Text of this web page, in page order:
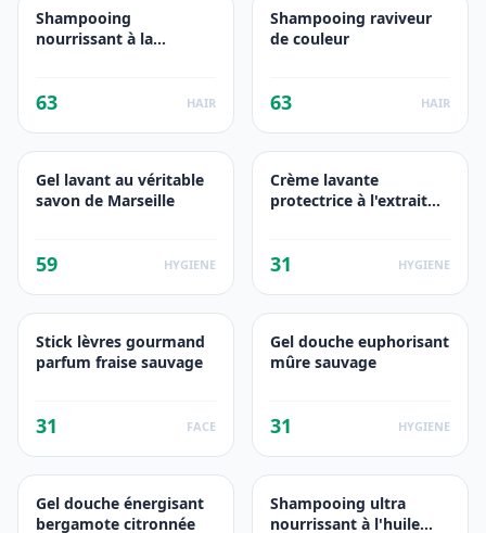
Shampooing
nourrissant à la
63 HAIR
Shampooing raviveur
de couleur
63 HAIR
Gel lavant au véritable
savon de Marseille
59 HYGIENE
Crème lavante
protectrice à l'extrait
31 HYGIENE
Stick lèvres gourmand
parfum fraise sauvage
31 FACE
Gel douche euphorisant
mûre sauvage
31 HYGIENE
Gel douche énergisant
bergamote citronnée
Shampooing ultra
nourrissant à l'huile